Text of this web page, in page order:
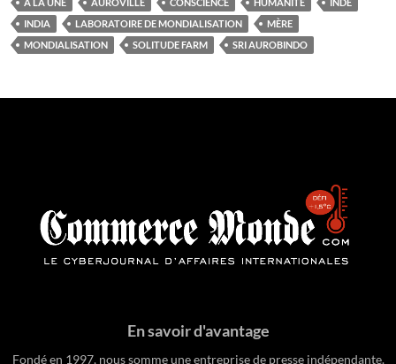
INDIA
LABORATOIRE DE MONDIALISATION
MÈRE
MONDIALISATION
SOLITUDE FARM SRI AUROBINDO
En savoir d'avantage
Fondé en 1997, nous somme une entreprise de presse indépendante.